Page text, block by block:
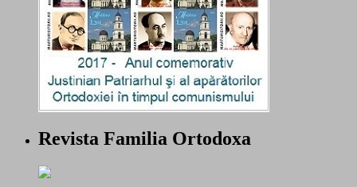
Revista Familia Ortodoxa